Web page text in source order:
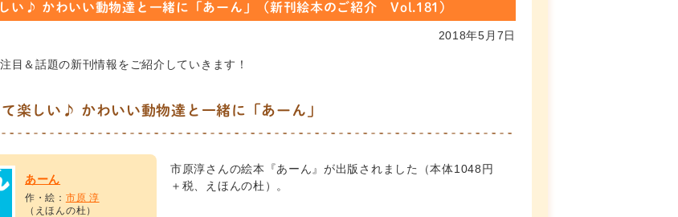
い♪ かわいい動物達と一緒に「あーん」（新刊絵本のご紹介 Vol.181）
2018年5月7日
目＆話題の新刊情報をご紹介していきます！
楽しい♪ かわいい動物達と一緒に「あーん」
あーん
作・絵： 市原 淳
（えほんの杜）
市原淳さんの絵本『あーん』が出版されました（本体1048円
＋税、えほんの杜）。